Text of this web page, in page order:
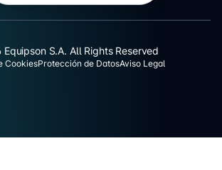
S.A. All Rights Reserved
CookiesProtección de DatosAviso Legal